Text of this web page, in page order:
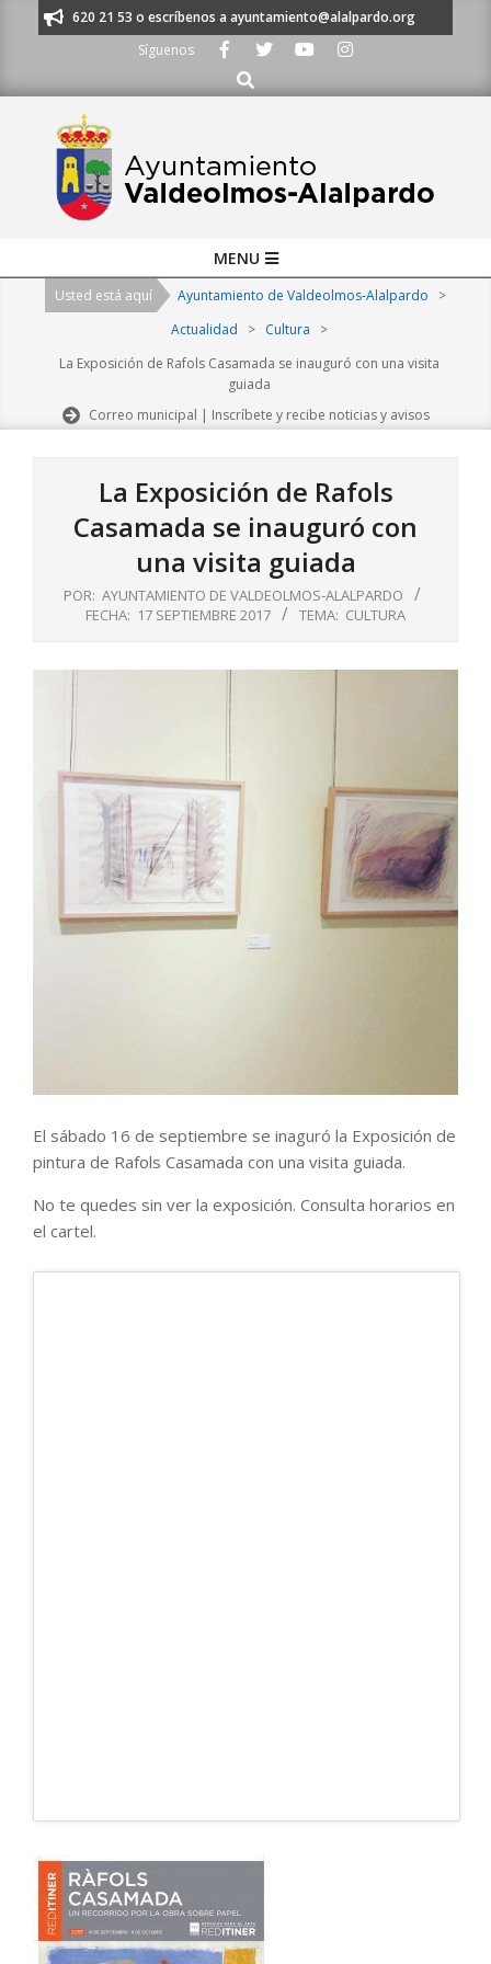
al 91 620 21 53 o escríbenos a ayuntamiento@alalpardo.org
Síguenos
Buscar
Navigation
MENU
Usted está aquí Ayuntamiento de Valdeolmos-Alalpardo
>
Actualidad
> Cultura
>
La Exposición de Rafols Casamada se inauguró con una visita
guiada
Correo municipal | Inscríbete y recibe noticias y avisos
La Exposición de Rafols
Casamada se inauguró con
una visita guiada
POR: AYUNTAMIENTO DE VALDEOLMOS-ALALPARDO
FECHA: 17 SEPTIEMBRE 2017 TEMA: CULTURA
El sábado 16 de septiembre se inaguró la Exposición de
pintura de Rafols Casamada con una visita guiada.
No te quedes sin ver la exposición. Consulta horarios en
el cartel.